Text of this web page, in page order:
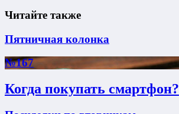
Читайте также
Пятничная колонка
№167
Когда покупать смартфон?